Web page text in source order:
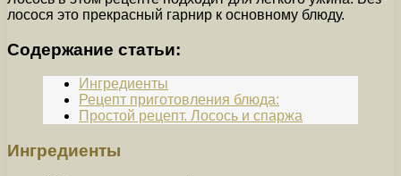
лосося это прекрасный гарнир к основному блюду.
Содержание статьи:
Ингредиенты
Рецепт приготовления блюда:
Простой рецепт. Лосось и спаржа
Ингредиенты